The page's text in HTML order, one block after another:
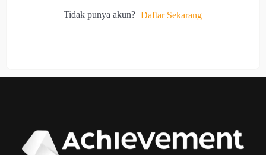
Tidak punya akun? Daftar Sekarang